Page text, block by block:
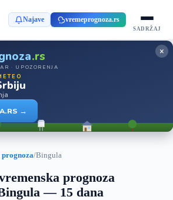
Najave vremeprognoza.rs
SADRŽAJ
.rs
· UPOZORENJA
→
×
/Bingula
prognoza
— 15 dana